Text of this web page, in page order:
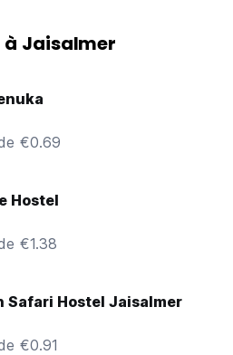
à Jaisalmer
€0.69
Hostel
€1.38
Safari Hostel Jaisalmer
€0.91